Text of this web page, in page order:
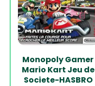
Monopoly Gamer
Mario Kart Jeu de
Societe-HASBRO